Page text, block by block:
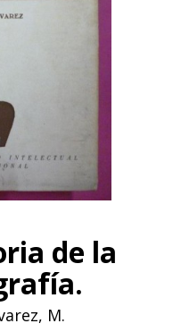
de la
M.